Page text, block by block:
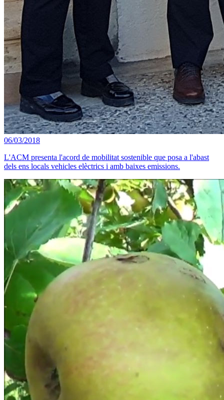
06/03/2018
L'ACM presenta l'acord de mobilitat sostenible que posa a l'abast
dels ens locals vehicles elèctrics i amb baixes emissions.